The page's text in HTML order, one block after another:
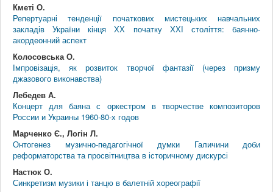
Кметі О.
Репертуарні тенденції початкових мистецьких навчальних
закладів України кінця ХХ початку ХХІ століття: баянно-
акордеонний аспект
Колосовська О.
Імпровізація, як розвиток творчої фантазії (через призму
джазового виконавства)
Лебедев А.
Концерт для баяна с оркестром в творчестве композиторов
России и Украины 1960-80-х годов
Марченко Є., Логін Л.
Онтогенез музично-педагогічної думки Галичини доби
реформаторства та просвітництва в історичному дискурсі
Настюк О.
Синкретизм музики і танцю в балетній хореографії